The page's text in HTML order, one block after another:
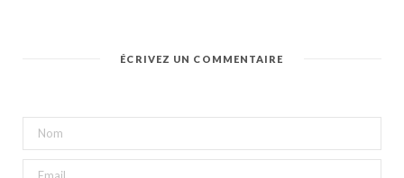
ÉCRIVEZ UN COMMENTAIRE